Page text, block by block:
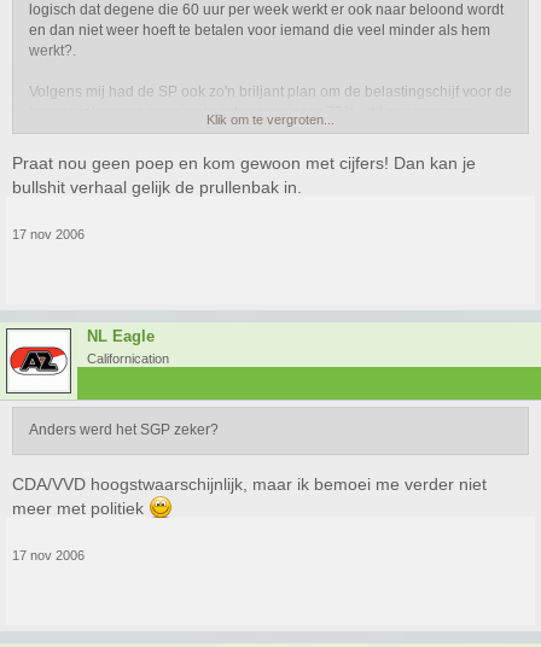
logisch dat degene die 60 uur per week werkt er ook naar beloond wordt
en dan niet weer hoeft te betalen voor iemand die veel minder als hem
werkt?.
Volgens mij had de SP ook zo'n briljant plan om de belastingschijf voor de
hogere inkomens even op te schroeven naar 72% , dit zou een ware
doodsteek zijn voor je economie want zonder rijke mensen dus mensen
met een hoog inkomen zou dit land simpelweg niet kunnen draaien.
Ook willen zij de uitkeringen omhoog schroeven , dan vraag ik mij af ,
waarom? is het niet beter om de mensen die kunnen werken daar ook toe
omhoog gaat gooien dat mensen liever lui zijn dan dat ze ervoor gaan
nauwelijks mee bezig,genoeg gezegd als je het mij vraagt.
Wat onderwijs en zorg betreft ben ik het met je eens dat kan en moet ook
veel beter.
aspecten? dan zou je namelijk weten dat de SP helemaal niet zo goed
voor Nederland is......
Klik om te vergroten...
Praat nou geen poep en kom gewoon met cijfers! Dan kan je
bullshit verhaal gelijk de prullenbak in.
17 nov 2006
NL Eagle
Californication
Anders werd het SGP zeker?
CDA/VVD hoogstwaarschijnlijk, maar ik bemoei me verder niet
meer met politiek
17 nov 2006